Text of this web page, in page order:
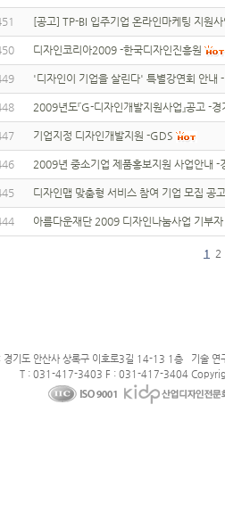
[공고] TP-BI 입주기업 온라인마케팅 지원
디자인코리아2009 -한국디자인진흥원
'디자인이 기업을 살린다' 특별강연회 안내
2009년도『G-디자인개발지원사업』공고 -
기업지정 디자인개발지원 -GDS
2009년 중소기업 제품홍보지원 사업안내 -
디자인맵 맞춤형 서비스 참여 기업 모집 공
아름다운재단 2009 디자인나눔사업 기부
1 2
기도 안산사 상록구 이호로3길 14-13 1층 기술 연
T : 031-417-3403 F : 031-417-3404